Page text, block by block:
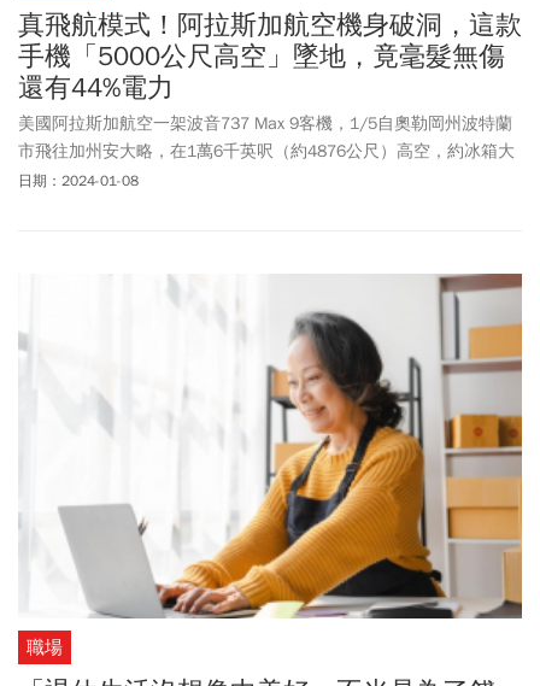
真飛航模式！阿拉斯加航空機身破洞，這款
手機「5000公尺高空」墜地，竟毫髮無傷
還有44%電力
美國阿拉斯加航空一架波音737 Max 9客機，1/5自奧勒岡州波特蘭
市飛往加州安大略，在1萬6千英呎（約4876公尺）高空，約冰箱大
小的塞門（plug door）突然脫落，導致客艙瞬間失壓，幸好安全迫
日期：2024-01-08
職場